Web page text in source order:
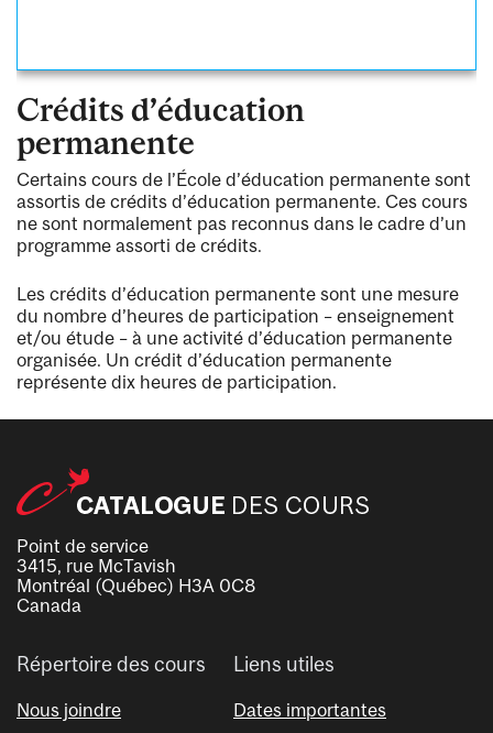
Crédits d’éducation
permanente
Certains cours de l’École d’éducation permanente sont
assortis de crédits d’éducation permanente. Ces cours
ne sont normalement pas reconnus dans le cadre d’un
programme assorti de crédits.
Les crédits d’éducation permanente sont une mesure
du nombre d’heures de participation – enseignement
et/ou étude – à une activité d’éducation permanente
organisée. Un crédit d’éducation permanente
représente dix heures de participation.
Point de service
3415, rue McTavish
Montréal (Québec) H3A 0C8
Canada
Répertoire des cours
Nous joindre
Liens utiles
Dates importantes